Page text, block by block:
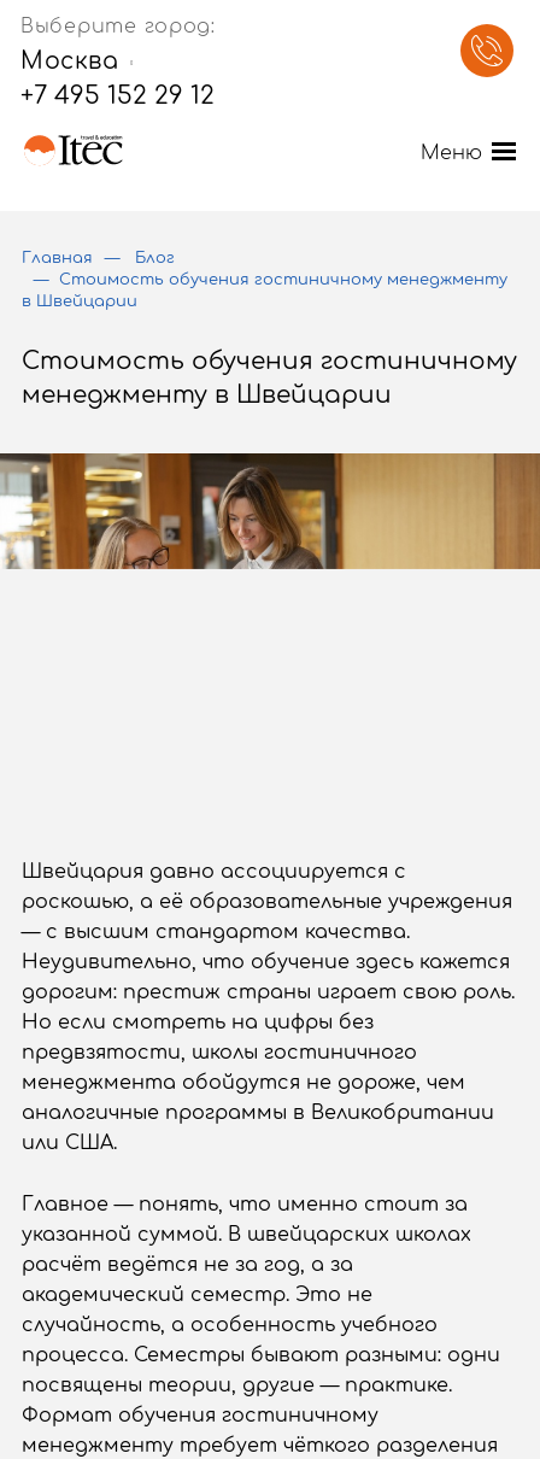
Выберите город:
Москва
+7 495 152 29 12
Меню
Главная
Блог
Стоимость обучения гостиничному менеджменту
в Швейцарии
Стоимость обучения гостиничному
менеджменту в Швейцарии
Швейцария давно ассоциируется с
роскошью, а её образовательные учреждения
— с высшим стандартом качества.
Неудивительно, что обучение здесь кажется
дорогим: престиж страны играет свою роль.
Но если смотреть на цифры без
предвзятости, школы гостиничного
менеджмента обойдутся не дороже, чем
аналогичные программы в Великобритании
или США.
Главное — понять, что именно стоит за
указанной суммой. В швейцарских школах
расчёт ведётся не за год, а за
академический семестр. Это не
случайность, а особенность учебного
процесса. Семестры бывают разными: одни
посвящены теории, другие — практике.
Формат обучения гостиничному
менеджменту требует чёткого разделения